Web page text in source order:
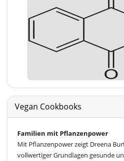
Vegan Cookbooks
Familien mit Pflanzenpower
Mit Pflanzenpower zeigt Dreena
vollwertiger Grundlagen gesunde